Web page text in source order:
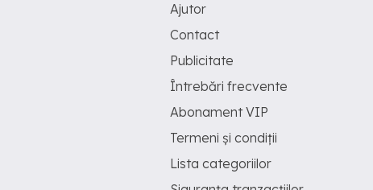
Ajutor
Contact
Publicitate
Întrebări frecvente
Abonament VIP
Termeni și condiții
Lista categoriilor